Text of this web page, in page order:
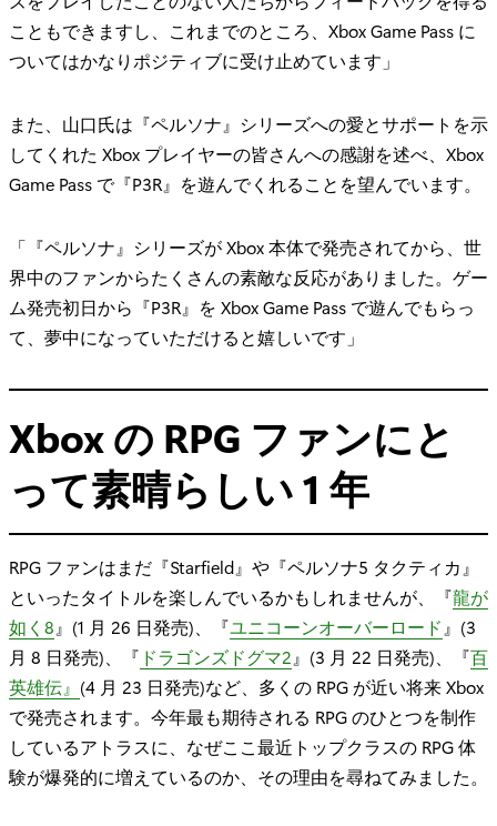
こともできますし、これまでのところ、Xbox Game Pass に
ついてはかなりポジティブに受け止めています」
また、山口氏は『ペルソナ』シリーズへの愛とサポートを示
してくれた Xbox プレイヤーの皆さんへの感謝を述べ、Xbox
Game Pass で『P3R』を遊んでくれることを望んでいます。
「『ペルソナ』シリーズが Xbox 本体で発売されてから、世
界中のファンからたくさんの素敵な反応がありました。ゲー
ム発売初日から『P3R』を Xbox Game Pass で遊んでもらっ
て、夢中になっていただけると嬉しいです」
Xbox の RPG ファンにと
って素晴らしい 1 年
RPG ファンはまだ『Starfield』や『ペルソナ5 タクティカ』
といったタイトルを楽しんでいるかもしれませんが、『龍が
如く8』(1 月 26 日発売)、『ユニコーンオーバーロード』(3
月 8 日発売)、『 ドラゴンズドグマ2』(3 月 22 日発売)、『百
英雄伝』 (4 月 23 日発売)など、多くの RPG が近い将来 Xbox
で発売されます。今年最も期待される RPG のひとつを制作
しているアトラスに、なぜここ最近トップクラスの RPG 体
験が爆発的に増えているのか、その理由を尋ねてみました。